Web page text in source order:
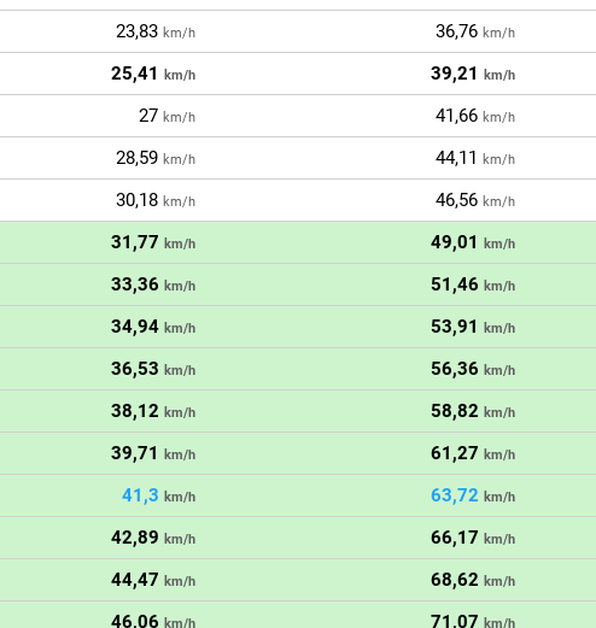
23,83 km/h 36,76 km/h
25,41 km/h 39,21 km/h
27 km/h 41,66 km/h
28,59 km/h 44,11 km/h
30,18 km/h 46,56 km/h
31,77 km/h 49,01 km/h
33,36 km/h 51,46 km/h
34,94 km/h 53,91 km/h
36,53 km/h 56,36 km/h
38,12 km/h 58,82 km/h
39,71 km/h 61,27 km/h
41,3 km/h 63,72 km/h
42,89 km/h 66,17 km/h
44,47 km/h 68,62 km/h
46,06 km/h 71,07 km/h